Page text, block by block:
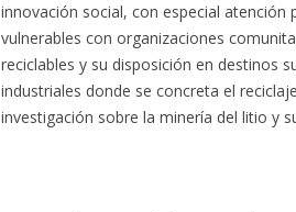
innovación social, con especial
vulnerables con organizaciones
reciclables y su disposición en destinos
industriales donde se concreta el
investigación sobre la minería del litio y